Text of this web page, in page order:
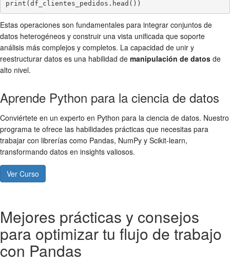
Estas operaciones son fundamentales para integrar conjuntos de
datos heterogéneos y construir una vista unificada que soporte
análisis más complejos y completos. La capacidad de unir y
reestructurar datos es una habilidad de manipulación de datos de
alto nivel.
Aprende Python para la ciencia de datos
Conviértete en un experto en Python para la ciencia de datos. Nuestro
programa te ofrece las habilidades prácticas que necesitas para
trabajar con librerías como Pandas, NumPy y Scikit-learn,
transformando datos en insights valiosos.
Ver Curso
Mejores prácticas y consejos
para optimizar tu flujo de trabajo
con Pandas